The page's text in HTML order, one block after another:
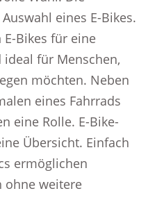
eines E-Bikes.
Bikes für eine
für Menschen,
möchten. Neben
eines Fahrrads
eine Rolle. E-Bike-
Übersicht. Einfach
ermöglichen
ohne weitere